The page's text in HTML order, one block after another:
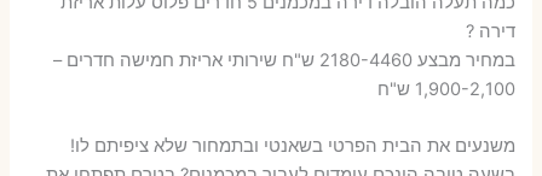
דירה ?
במחיר מבצע 2180-4460 ש"ח שירותי אריזת חמישה חדרים –
1,900-2,100 ש"ח
משנעים את הבית הפרטי בשאנטי ובתמחור שלא ציפיתם לו!